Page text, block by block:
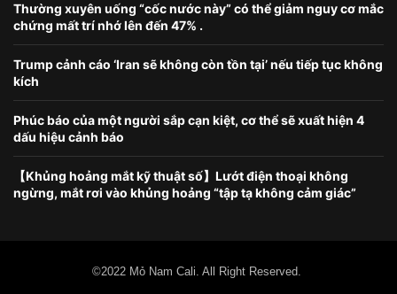
Thường xuyên uống “cốc nước này” có thể giảm nguy cơ mắc
chứng mất trí nhớ lên đến 47% .
Trump cảnh cáo ‘Iran sẽ không còn tồn tại’ nếu tiếp tục không
kích
Phúc báo của một người sắp cạn kiệt, cơ thể sẽ xuất hiện 4
dấu hiệu cảnh báo
【Khủng hoảng mắt kỹ thuật số】Lướt điện thoại không
ngừng, mắt rơi vào khủng hoảng “tập tạ không cảm giác”
©2022 Mỏ Nam Cali. All Right Reserved.